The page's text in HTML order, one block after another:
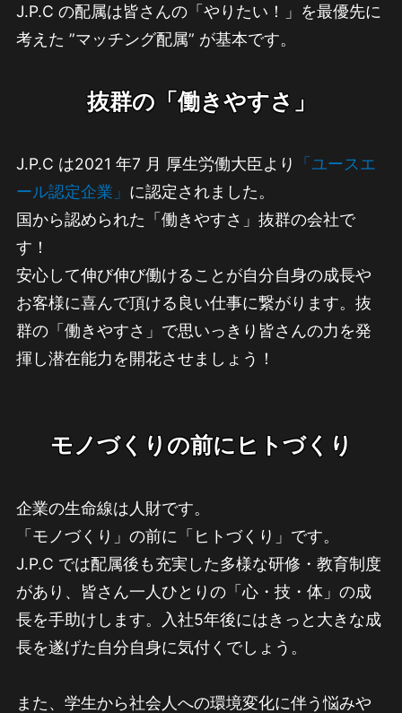
J.P.C の配属は皆さんの「やりたい！」を最優先に
考えた ”マッチング配属” が基本です。
抜群の「働きやすさ」
J.P.C は2021 年7 月 厚生労働大臣より
「ユースエ
ール認定企業」 に認定されました。
国から認められた「働きやすさ」抜群の会社で
す！
安心して伸び伸び働けることが自分自身の成長や
お客様に喜んで頂ける良い仕事に繋がります。抜
群の「働きやすさ」で思いっきり皆さんの力を発
揮し潜在能力を開花させましょう！
モノづくりの前にヒトづくり
企業の生命線は人財です。
「モノづくり」の前に「ヒトづくり」です。
J.P.C では配属後も充実した多様な研修・教育制度
があり、皆さん一人ひとりの「心・技・体」の成
長を手助けします。入社5年後にはきっと大きな成
長を遂げた自分自身に気付くでしょう。
また、学生から社会人への環境変化に伴う悩みや